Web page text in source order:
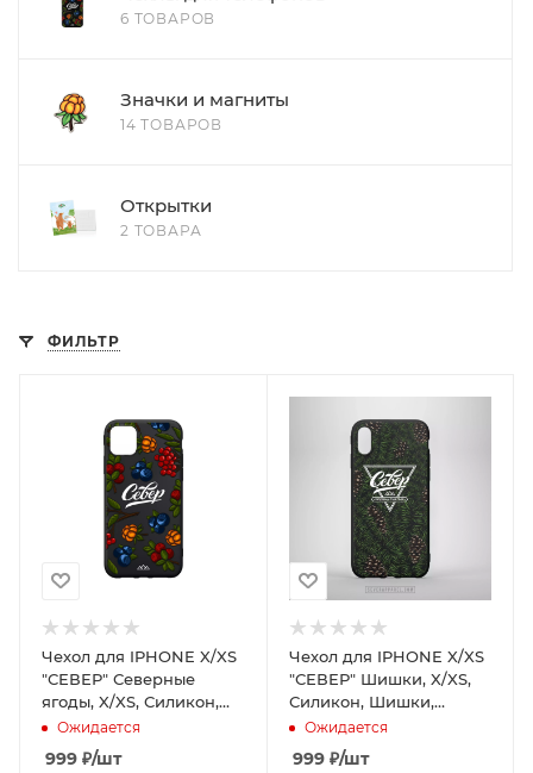
6 ТОВАРОВ
Значки и магниты
14 ТОВАРОВ
Открытки
2 ТОВАРА
ФИЛЬТР
Чехол для IPHONE X/XS
"СЕВЕР" Северные
ягоды, X/XS, Силикон,
Северные ягоды,
черный
Ожидается
999 ₽/шт
Чехол для IPHONE X/XS
"СЕВЕР" Шишки, X/XS,
Силикон, Шишки,
зеленый/черный
Ожидается
999₽/шт